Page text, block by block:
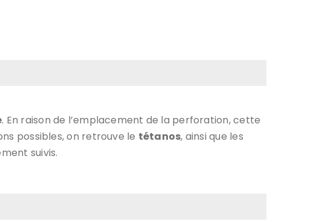
. En raison de l’emplacement de la perforation, cette
possibles, on retrouve le tétanos, ainsi que les
suivis.